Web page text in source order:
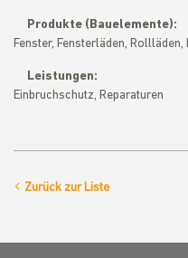
Produkte (Bauelemente):
Fenster, Fensterläden,
Leistungen:
Einbruchschutz, Reparaturen
Zurück zur Liste